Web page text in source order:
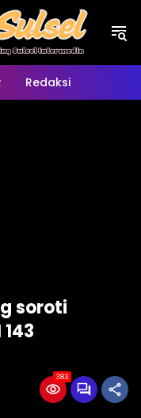
Redaksi
soroti
383